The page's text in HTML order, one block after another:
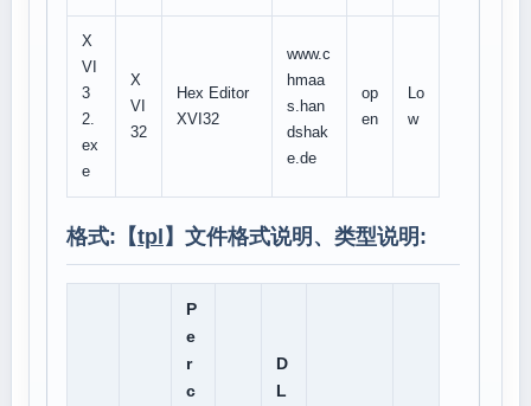
X
VI
3
2.
ex
e
X
VI
32
Hex Editor
XVI32
www.c
hmaa
s.han
dshak
e.de
op
en
Lo
w
格式:【tpl 】文件格式说明、类型说明:
P
e
r
c
D
L